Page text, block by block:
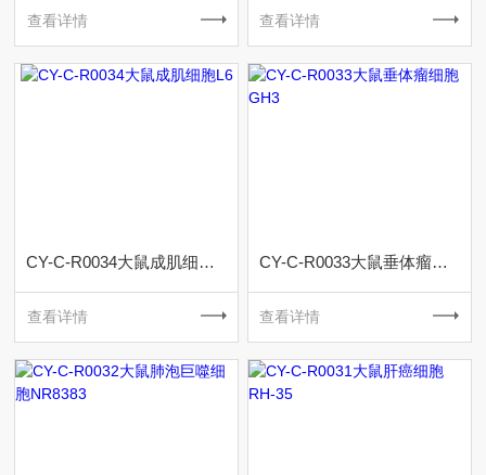
查看详情 查看详情
CY-C-R0034大鼠成肌细胞L6
查看详情
CY-C-R0033大鼠垂体瘤细胞GH3
查看详情